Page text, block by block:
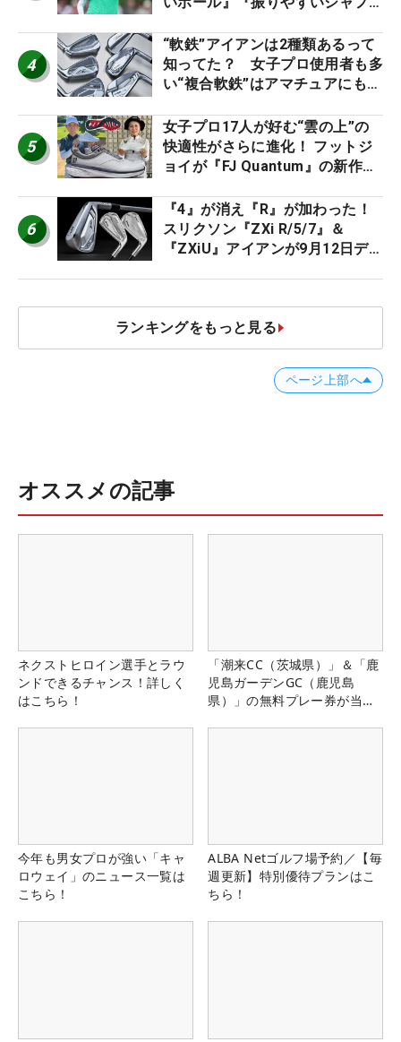
ー』 #女子プロセッティング
4
“軟鉄”アイアンは2種類あるって
知ってた？ 女子プロ使用者も多
い“複合軟鉄”はアマチュアにもオ
5
女子プロ17人が好む“雲の上”の
快適性がさらに進化！ フットジ
ョイが『FJ Quantum』の新作を
6
『4』が消え『R』が加わった！
スリクソン『ZXi R/5/7』＆
『ZXiU』アイアンが9月12日デ
ランキングをもっと見る
ページ上部へ
オススメの記事
ネクストヒロイン選手とラウ
ンドできるチャンス！詳しく
はこちら！
「潮来CC（茨城県）」＆「鹿
児島ガーデンGC（鹿児島
県）」の無料プレー券が当た
今年も男女プロが強い「キャ
ロウェイ」のニュース一覧は
こちら！
ALBA Netゴルフ場予約／【毎
週更新】特別優待プランはこ
ちら！